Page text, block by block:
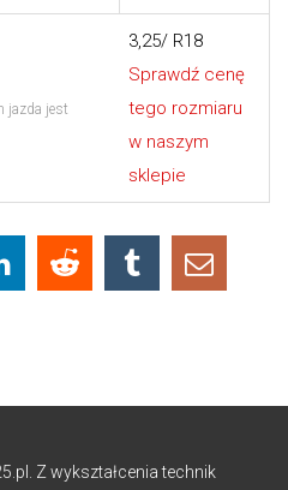
jazda jest
3,25/ R18
Sprawdź cenę
tego rozmiaru
w naszym
sklepie
Z wykształcenia technik